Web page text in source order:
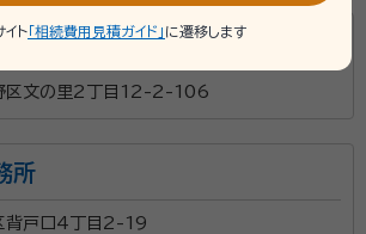
事務所
区文の里2丁目12-2-106
所
背戸口4丁目2-19
ト 「相続費用見積ガイド」 に遷移します